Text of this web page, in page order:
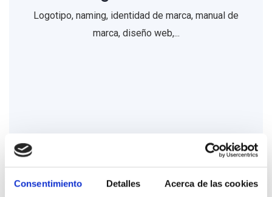
Consentimiento Detalles Acerca de las cookies
Logotipo, naming, identidad de marca, manual de
marca, diseño web,...
Dirección de arte